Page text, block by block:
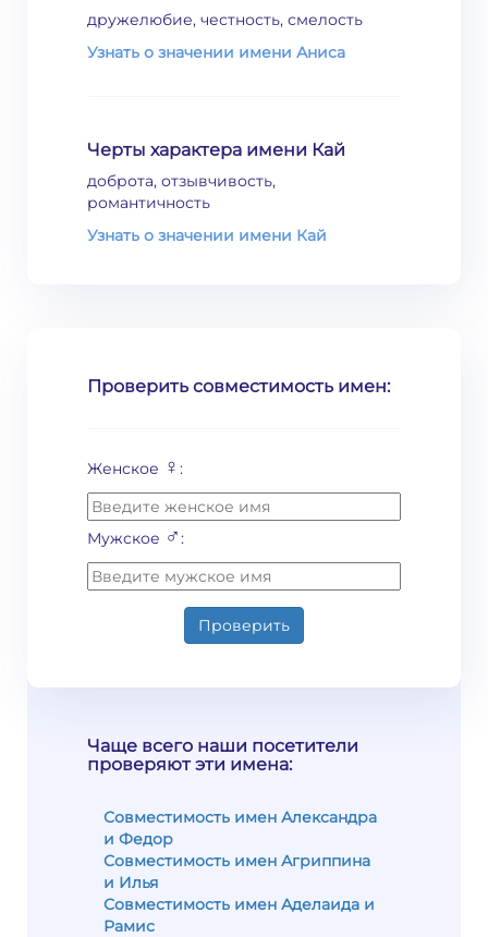
дружелюбие, честность, смелость
Узнать о значении имени Аниса
Черты характера имени Кай
доброта, отзывчивость,
романтичность
Узнать о значении имени Кай
Проверить совместимость имен:
Женское ♀ :
Мужское ♂:
Проверить
Чаще всего наши посетители
проверяют эти имена:
Совместимость имен Александра
и Федор
Совместимость имен Агриппина
и Илья
Совместимость имен Аделаида и
Рамис